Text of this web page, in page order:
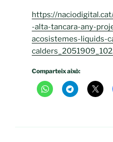
https://
-alta-tancara-any-
acosistemes-liquids-
Comparteix això: